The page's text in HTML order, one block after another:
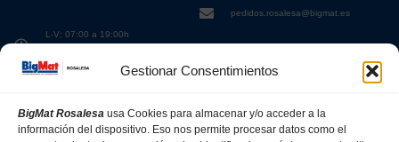
Gestionar Consentimientos
BigMat Rosalesa usa Cookies para almacenar y/o acceder a la
información del dispositivo. Eso nos permite procesar datos como el
L-V: 07:00 a 19:00h
pedidos.rosalesa@bigmat.es